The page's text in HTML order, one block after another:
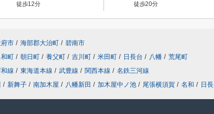
徒歩12分
徒歩20分
府市 / 海部郡大治町 / 碧南市
町 / 朝日町 / 養父町 / 吉川町 / 米田町 / 日長台 / 八幡 / 荒尾町
線 / 東海道本線 / 武豊線 / 関西本線 / 名鉄三河線
/ 新舞子 / 南加木屋 / 八幡新田 / 加木屋中ノ池 / 尾張横須賀 / 名和 / 日長